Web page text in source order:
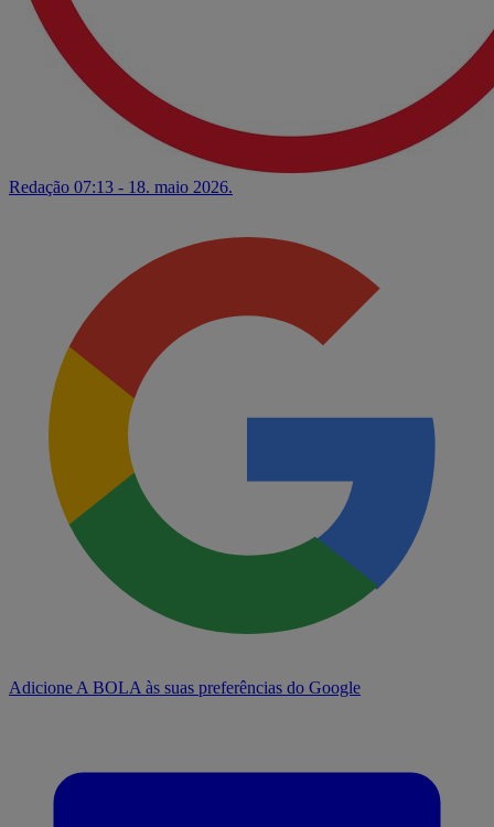
Redação 07:13 - 18. maio 2026.
Adicione A BOLA às suas preferências do Google